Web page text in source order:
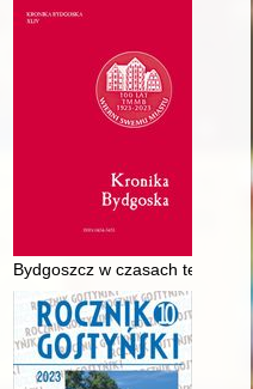
Bydgoszcz w czasach terroru :